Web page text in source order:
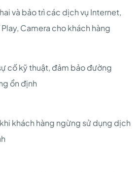
và bảo trì các dịch vụ Internet,
Play, Camera cho khách hàng
cố kỹ thuật, đảm bảo đường
ổn định
khách hàng ngừng sử dụng dịch